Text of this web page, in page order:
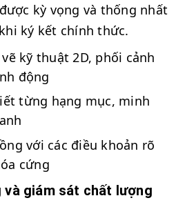
kỳ vọng và thống nhất
ký kết chính thức.
kỹ thuật 2D, phối cảnh
động
từng hạng mục, minh
với các điều khoản rõ
cứng
và giám sát chất lượng